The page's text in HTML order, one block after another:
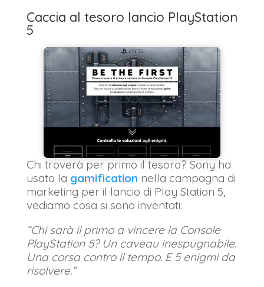
Caccia al tesoro lancio PlayStation
5
Chi troverà per primo il tesoro? Sony ha
usato la gamification nella campagna di
marketing per il lancio di Play Station 5,
vediamo cosa si sono inventati:
“Chi sarà il primo a vincere la Console
PlayStation 5? Un caveau inespugnabile.
Una corsa contro il tempo. E 5 enigmi da
risolvere.”